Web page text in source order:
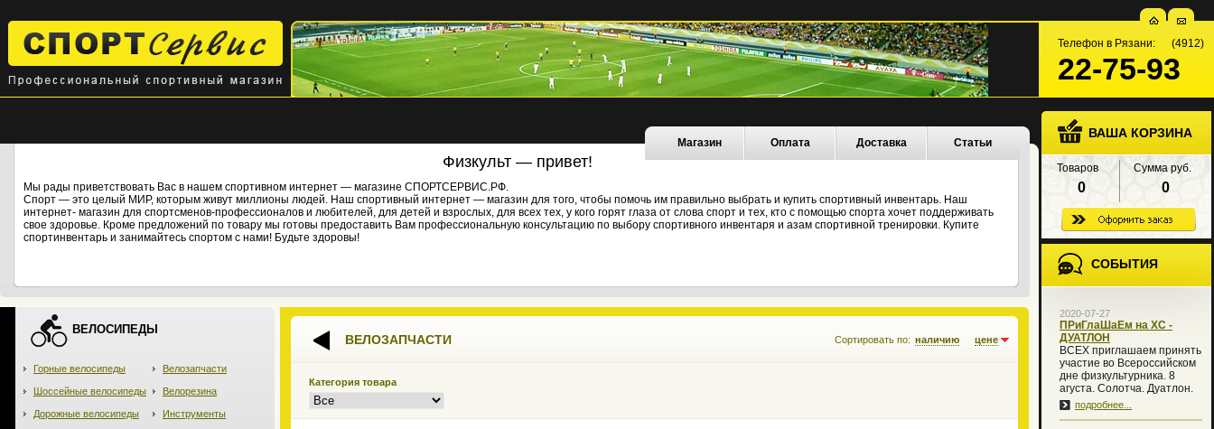
Телефон в Рязани: (4912)
22-75-93
ВАША КОРЗИНА
Товаров
0
Сумма руб.
0
СОБЫТИЯ
2020-07-27
ПРиГлаШаЕм на XC -
ДУАТЛОН
ВСЕХ приглашаем принять
участие во Всероссийском
дне физкультурника. 8
агуста. Солотча. Дуатлон.
подробнее...
Магазин Оплата Доставка Статьи
Физкульт — привет!
Мы рады приветствовать Вас в нашем спортивном интернет — магазине СПОРТСЕРВИС.РФ.
Спорт — это целый МИР, которым живут миллионы людей. Наш спортивный интернет — магазин для того, чтобы помочь им правильно выбрать и купить спортивный инвентарь. Наш
интернет- магазин для спортсменов-профессионалов и любителей, для детей и взрослых, для всех тех, у кого горят глаза от слова спорт и тех, кто с помощью спорта хочет поддерживать
свое здоровье. Кроме предложений по товару мы готовы предоставить Вам профессиональную консультацию по выбору спортивного инвентаря и азам спортивной тренировки. Купите
спортинвентарь и занимайтесь спортом с нами! Будьте здоровы!
ВЕЛОСИПЕДЫ
Горные велосипеды
Шоссейные велосипеды
Дорожные велосипеды
Велозапчасти
Велорезина
Инструменты
Сортировать по: наличию цене
ВЕЛОЗАПЧАСТИ
Категория товара